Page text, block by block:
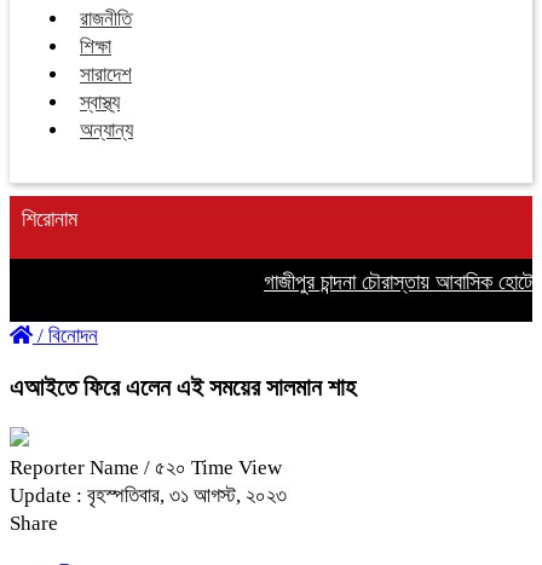
রাজনীতি
শিক্ষা
সারাদেশ
স্বাস্থ্য
অন্যান্য
শিরোনাম
গাজীপুর চান্দনা চৌরাস্তায় আবাসিক
/ বিনোদন
এআইতে ফিরে এলেন এই সময়ের সালমান শাহ
Reporter Name / ৫২০ Time View
Update : বৃহস্পতিবার, ৩১ আগস্ট, ২০২৩
Share